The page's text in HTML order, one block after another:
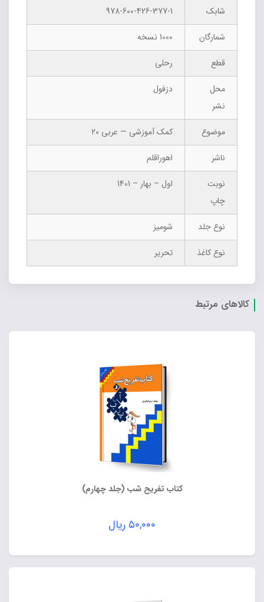
شابک
978-600-426-377-1
شمارگان
1000 نسخه
قطع
رحلی
محل
نشر
دزفول
موضوع
کمک آموزشی — عربی 20
ناشر
اهوراقلم
نوبت
چاپ
اول – بهار – 1401
نوع جلد
شومیز
نوع کاغذ
تحریر
کالاهای مرتبط
کتاب تفریح شب (جلد چهارم)
۵۰,۰۰۰ ریال